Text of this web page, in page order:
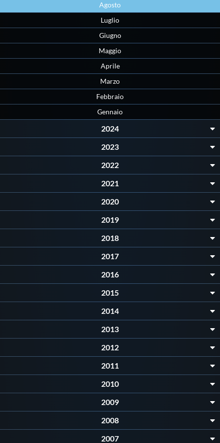
Agosto
Luglio
Giugno
Maggio
Aprile
Marzo
Febbraio
Gennaio
2024
2023
2022
2021
2020
2019
2018
2017
2016
2015
2014
2013
2012
2011
2010
2009
2008
2007